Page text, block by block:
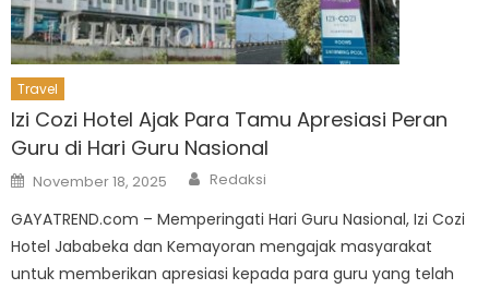
Travel
Izi Cozi Hotel Ajak Para Tamu Apresiasi Peran
Guru di Hari Guru Nasional
Posted
on
November 18, 2025 Author
Redaksi
GAYATREND.com – Memperingati Hari Guru Nasional, Izi Cozi
Hotel Jababeka dan Kemayoran mengajak masyarakat
untuk memberikan apresiasi kepada para guru yang telah